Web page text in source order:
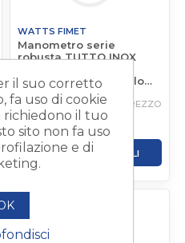
WATTS FIMET
Manometro serie
robusta TUTTO INOX
montaggio a pannello
con flangia a 3 fori
ACCEDI PER SAPERE IL PREZZO
+ SCOPRI I DETTAGLI
il suo corretto
fa uso di cookie
richiedono il tuo
sito non fa uso
e di